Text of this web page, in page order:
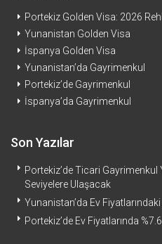
Portekiz Golden Visa: 2026
Yunanistan Golden Visa
İspanya Golden Visa
Yunanistan’da Gayrimenkul
Portekiz’de Gayrimenkul
İspanya’da Gayrimenkul
Son Yazılar
Portekiz’de Ticari Gayrimenkul
Seviyelere Ulaşacak
Yunanistan’da Ev
Portekiz’de Ev Fiyatlarında